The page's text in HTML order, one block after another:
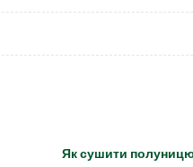
Як сушити